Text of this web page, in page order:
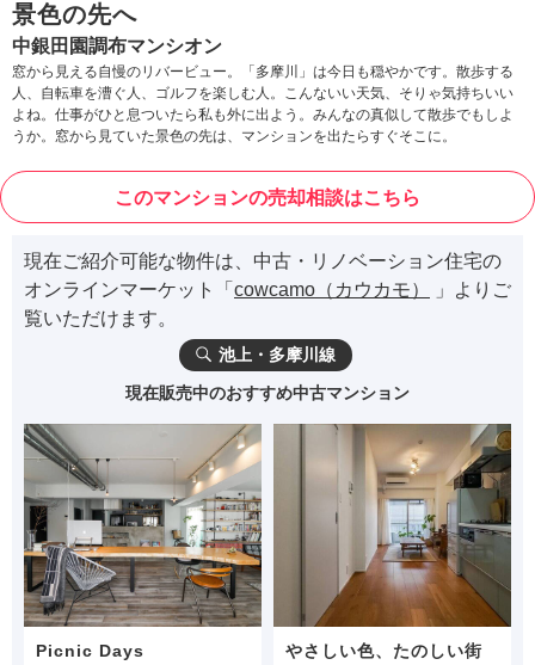
景色の先へ
中銀田園調布マンシオン
窓から見える自慢のリバービュー。「多摩川」は今日も穏やかです。散歩する
人、自転車を漕ぐ人、ゴルフを楽しむ人。こんないい天気、そりゃ気持ちいい
よね。仕事がひと息ついたら私も外に出よう。みんなの真似して散歩でもしよ
うか。窓から見ていた景色の先は、マンションを出たらすぐそこに。
このマンションの売却相談はこちら
現在ご紹介可能な物件は、中古・リノベーション住宅の
オンラインマーケット「 cowcamo（カウカモ）
」よりご
覧いただけます。
池上・多摩川線
現在販売中のおすすめ中古マンション
Picnic Days やさしい色、たのしい街